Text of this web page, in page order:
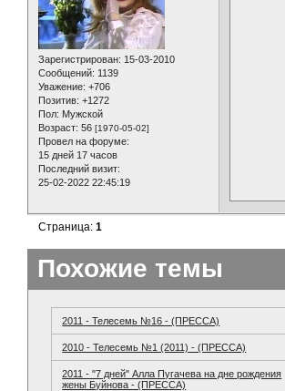
Зарегистрирован: 15-03-2010
Сообщений: 1139
Уважение: +706
Позитив: +1272
Пол: Мужской
Возраст: 56 [1970-05-02]
Провел на форуме:
15 дней 17 часов
Последний визит:
25-02-2022 22:45:19
Страница:1
Похожие темы
2011 - Телесемь №16 - (ПРЕССА)
2010 - Телесемь №1 (2011) - (ПРЕССА)
2011 - "7 дней" Алла Пугачева на дне рождения
жены Буйнова - (ПРЕССА)